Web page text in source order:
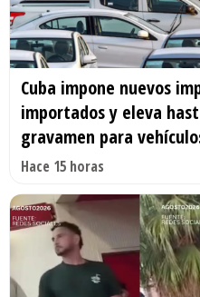
Cuba impone nuevos
importados y eleva
gravamen para
Hace 15 horas